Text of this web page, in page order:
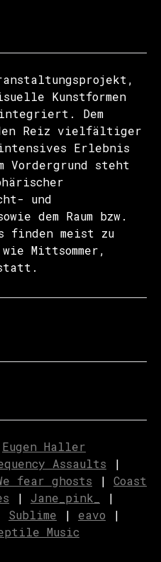
Kunstformen
Dem
Reiz vielfältiger
Erlebnis
steht
und
dem Raum bzw.
finden meist zu
Mittsommer,
Eugen Haller
Assaults |
fear ghosts | Coast
| Jane_pink_
|
Sublime | eavo |
Music